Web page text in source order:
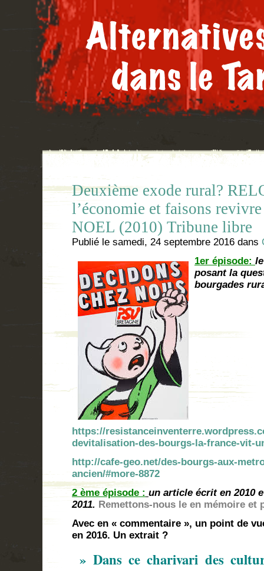
Deuxième exode rural?
l’économie et faisons
NOEL (2010) Tribune libre
Publié le samedi, 24 septembre 2016 dans
1er épisode:
posant la
bourgades
https://
devitalisation-des-bourgs-la-france-vit-
http://cafe-geo.net/des-bourgs-aux-
ancien/#more-8872
2 ème épisode : un article écrit en 2010
2011. Remettons-nous le en mémoire
Avec en « commentaire », un point de
en 2016. Un extrait ?
» Dans ce charivari des